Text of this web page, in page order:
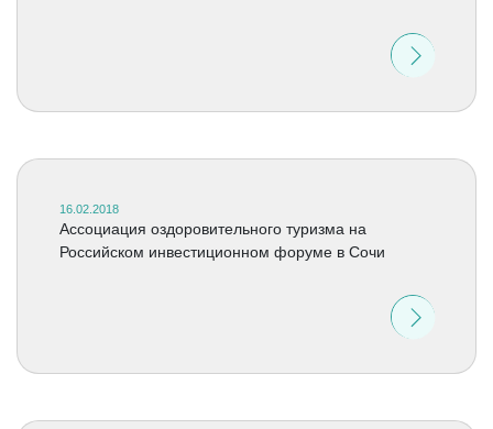
16.02.2018
Ассоциация оздоровительного туризма на
Российском инвестиционном форуме в Сочи